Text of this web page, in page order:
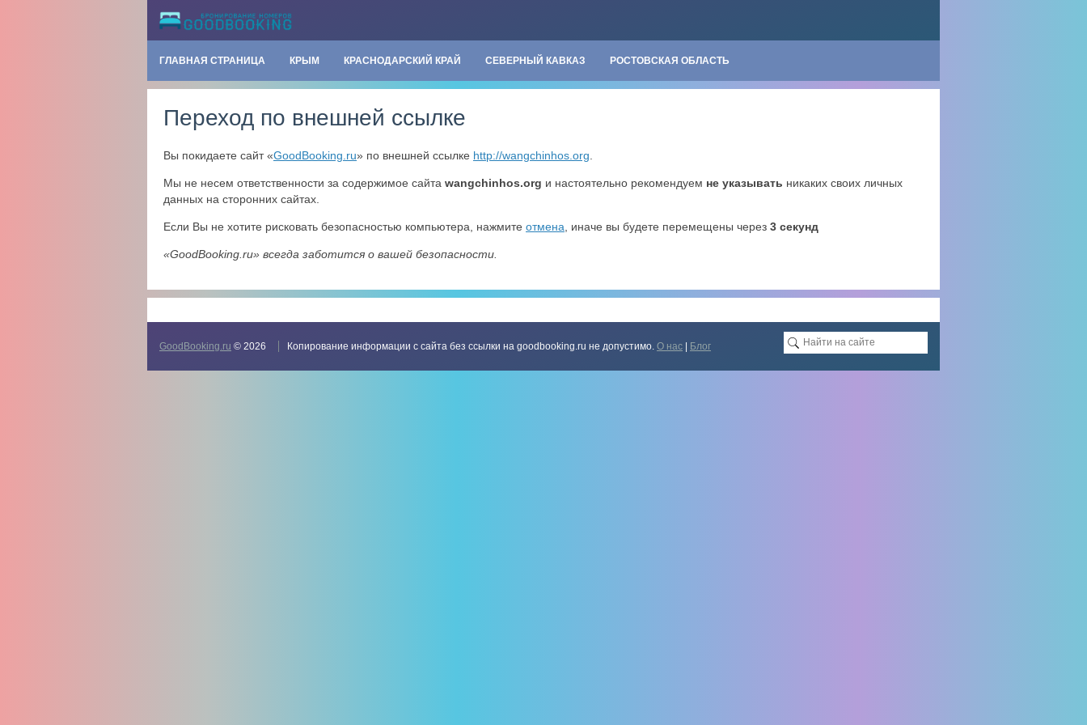
ГЛАВНАЯ СТРАНИЦА КРЫМ КРАСНОДАРСКИЙ КРАЙ СЕВЕРНЫЙ КАВКАЗ РОСТОВСКАЯ ОБЛАСТЬ
Переход по внешней ссылке
Вы покидаете сайт «GoodBooking.ru» по внешней ссылке http://wangchinhos.org
Мы не несем ответственности за содержимое сайта wangchinhos.org и настоятельно рекомендуем не указывать никаких своих личных
данных на сторонних сайтах.
Если Вы не хотите рисковать безопасностью компьютера, нажмите отмена , иначе вы будете перемещены через 2 секунд
«GoodBooking.ru» всегда заботится о вашей безопасности.
GoodBooking.ru © 2026 Копирование информации с сайта без ссылки на goodbooking.ru не допустимо. О нас Блог